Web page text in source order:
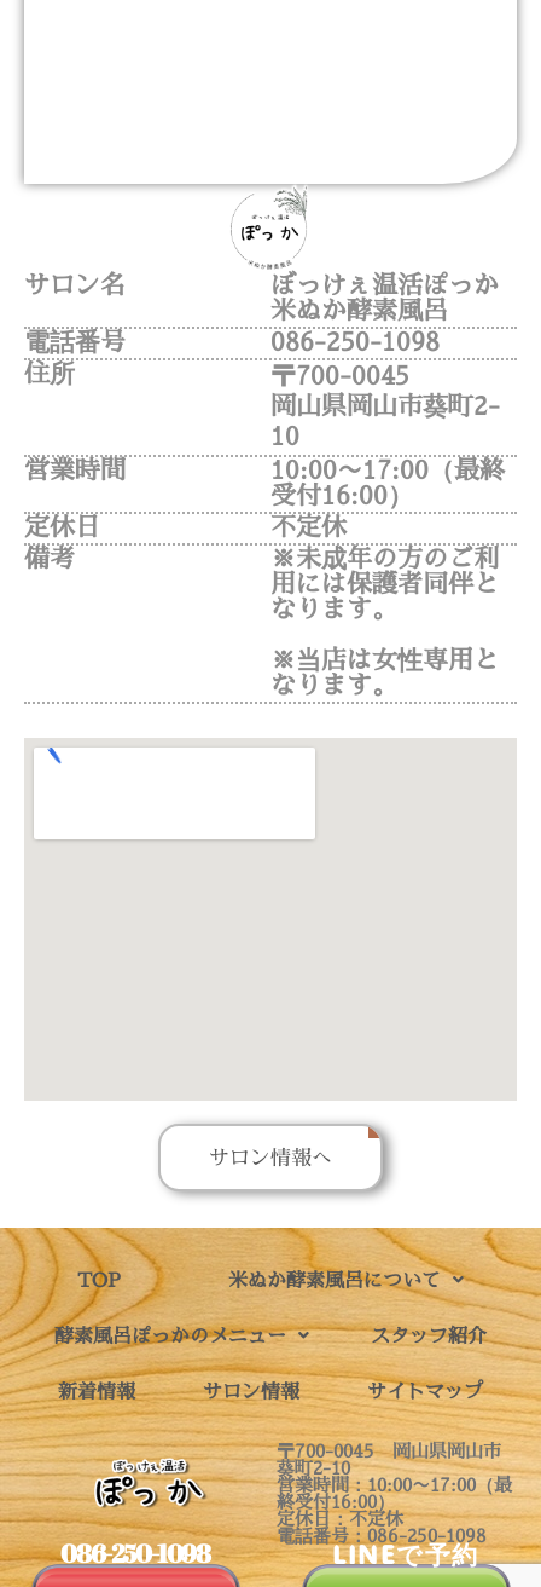
サロン名 ぼっけぇ温活ぽっか
米ぬか酵素風呂
電話番号
086-250-1098
住所
〒700-0045
岡山県岡山市葵町2-
10
営業時間
10:00〜17:00（最終
受付16:00）
定休日
不定休
備考
※未成年の方のご利
用には保護者同伴と
なります。
※当店は女性専用と
なります。
サロン情報へ
TOP 米ぬか酵素風呂について
酵素風呂ぽっかのメニュー スタッフ紹介
新着情報 サロン情報 サイトマップ
〒700-0045 岡山県岡山市
葵町2-10
営業時間：10:00〜17:00（最
終受付16:00）
定休日：不定休
電話番号：086-250-1098
086-250-1098 LINEで予約